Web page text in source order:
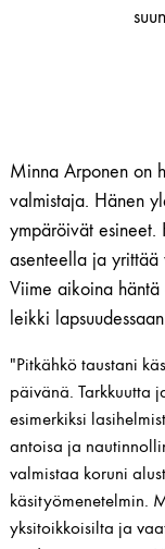
Minna Arponen on
valmistaja. Hänen
ympäröivät
asenteella ja yrittää
Viime aikoina
leikki
"Pitkähkö taustani
päivänä. Tarkkuutta
esimerkiksi
antoisa ja
valmistaa koruni
käsityömenetelmin.
yksitoikkoisilta ja